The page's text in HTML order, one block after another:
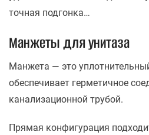
точная подгонка…
Манжеты для унитаза
Манжета — это
обеспечивает герметичное
канализационной трубой.
Прямая конфигурация